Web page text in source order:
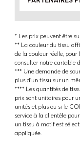
* Les prix peuvent être
** La couleur du tissu
de la couleur réelle, pour
consulter notre cartable
*** Une demande de
plus d'un tissu sur un
**** Les quantités de
prix sont unitaires pour
unités et plus ou si le
service à la clientèle
un tissu à motif est
appliquée.